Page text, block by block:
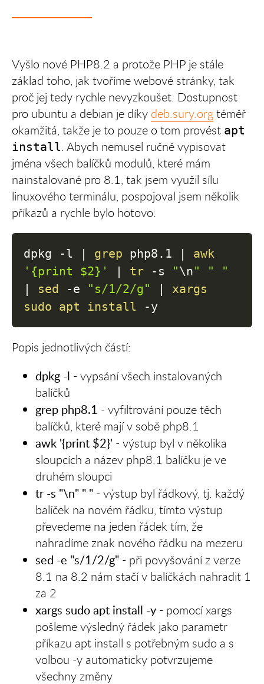
Vyšlo nové PHP8.2 a protože PHP je stále
základ toho, jak tvoříme webové stránky, tak
proč jej tedy rychle nevyzkoušet. Dostupnost
pro ubuntu a debian je díky deb.sury.orgtéměř
okamžitá, takže je to pouze o tom provést apt
install. Abych nemusel ručně vypisovat
jména všech balíčků modulů, které mám
nainstalované pro 8.1, tak jsem využil sílu
linuxového terminálu, pospojoval jsem několik
příkazů a rychle bylo hotovo:
dpkg -l | grep php8.1 |
awk
'{print $2}'
| tr -s "\n"
" "
|
sed -e "s/1/2/g" |
xargs
sudo apt install -y
Popis jednotlivých částí:
dpkg -l - vypsání všech instalovaných
balíčků
grep php8.1 - vyfiltrování pouze těch
balíčků, které mají v sobě php8.1
awk '{print $2}' - výstup byl v několika
sloupcích a název php8.1 balíčku je ve
druhém sloupci
tr -s "\n" " " - výstup byl řádkový, tj. každý
balíček na novém řádku, tímto výstup
převedeme na jeden řádek tím, že
nahradíme znak nového řádku na mezeru
sed -e "s/1/2/g" - při povyšování z verze
8.1 na 8.2 nám stačí v balíčkách nahradit 1
za 2
xargs sudo apt install -y - pomocí xargs
pošleme výsledný řádek jako parametr
příkazu apt install s potřebným sudo a s
volbou -y automaticky potvrzujeme
všechny změny